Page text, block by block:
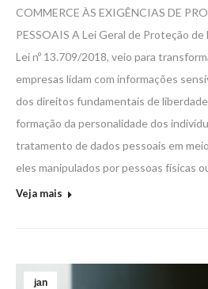
COMMERCE ÀS EXIGÊNCIAS DE
PESSOAIS A Lei Geral de Proteção de
Lei nº 13.709/2018, veio para
empresas lidam com informações
dos direitos fundamentais de
formação da personalidade dos
tratamento de dados pessoais em
eles manipulados por pessoas físicas
Veja mais
jan